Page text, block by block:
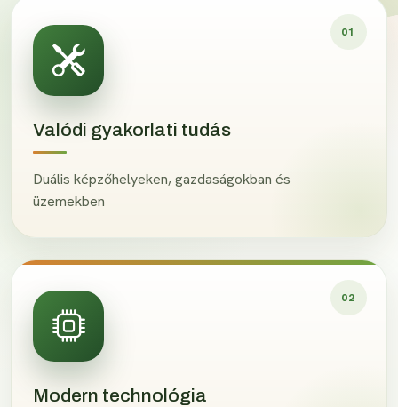
01
Valódi gyakorlati tudás
Duális képzőhelyeken, gazdaságokban és
üzemekben
02
Modern technológia